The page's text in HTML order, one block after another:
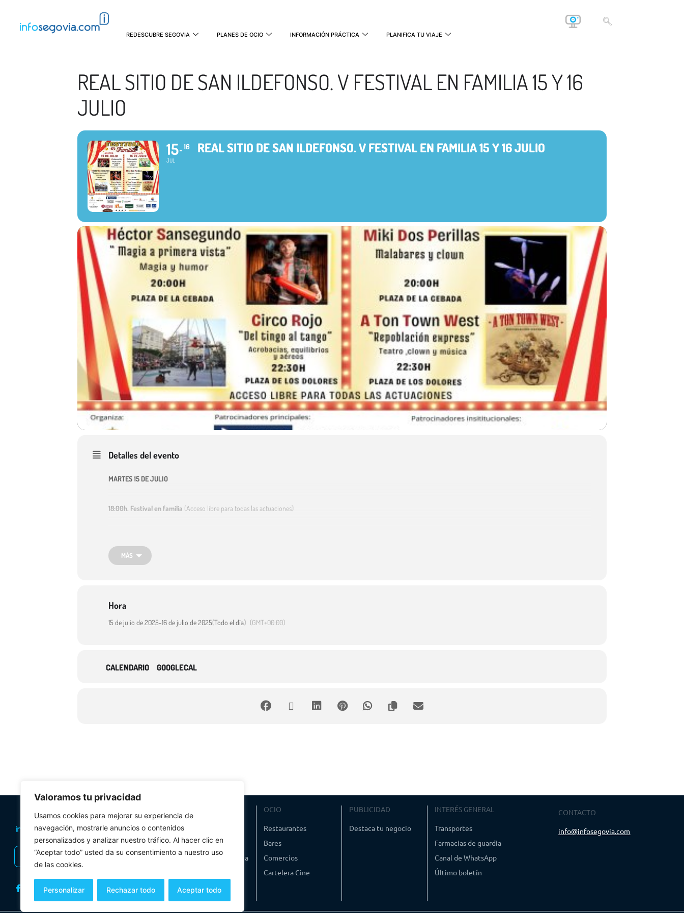
Valoramos tu privacidad
Usamos cookies para mejorar su experiencia de
navegación, mostrarle anuncios o contenidos
personalizados y analizar nuestro tráfico. Al hacer clic en
“Aceptar todo” usted da su consentimiento a nuestro uso
de las cookies.
Personalizar Rechazar todo Aceptar todo
REDESCUBRE SEGOVIA PLANES DE OCIO INFORMACIÓN PRÁCTICA PLANIFICA TU VIAJE
REAL SITIO DE SAN ILDEFONSO. V FESTIVAL EN FAMILIA 15 Y 16
JULIO
15
JUL
16 REAL SITIO DE SAN ILDEFONSO. V FESTIVAL EN FAMILIA 15 Y 16 JULIO
Detalles del evento
MARTES 15 DE JULIO
18:00h. Festival en familia (Acceso libre para todas las actuaciones)
20:00h. Héctor Sansegundo
MIERCOLES 16 DE JULIO
MÁS
Hora
15 de julio de 2025-16 de julio de 2025(Todo el día) (GMT+00:00)
CALENDARIO GOOGLECAL
INSCRIBIRSE AL BOLETÍN
Oficinas de turismo
Visitas Guiadas
Folletos y multimedia
OCIO
Restaurantes
Bares
Comercios
Cartelera Cine
PUBLICIDAD
Destaca tu negocio
INTERÉS GENERAL
Transportes
Farmacias de guardia
Canal de WhatsApp
Último boletín
CONTACTO
info@infosegovia.com